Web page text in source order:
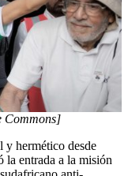
Commons]
y hermético desde
la entrada a la misión